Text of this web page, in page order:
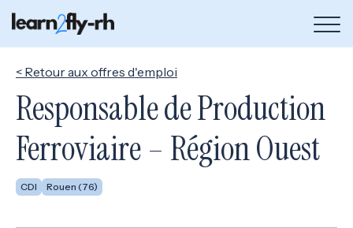
de
< Retour aux offres d'emploi
Responsable de Production
Ferroviaire – Région Ouest
CDI Rouen (76)